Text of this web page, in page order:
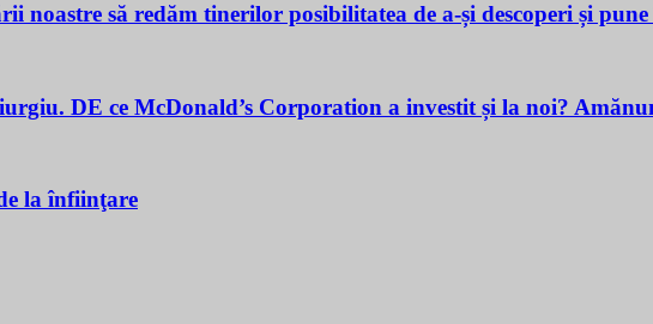
să redăm tinerilor posibilitatea de a-și descoperi și
DE ce McDonald’s Corporation a investit și la noi?
la înfiinţare